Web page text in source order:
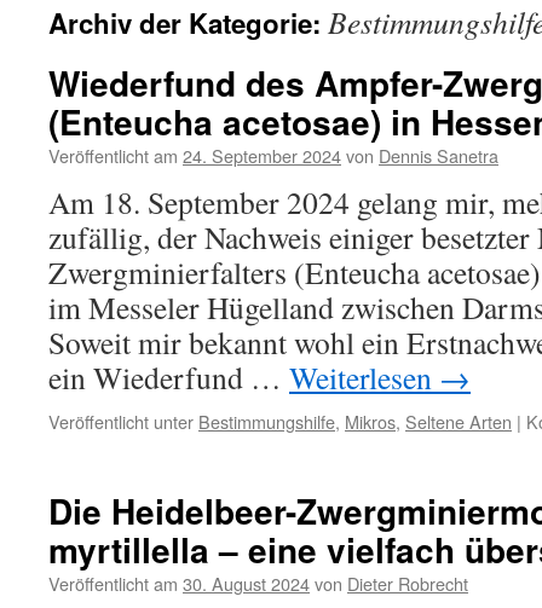
Archiv der Kategorie:
Wiederfund des Ampfer-
(Enteucha acetosae) in
Veröffentlicht am 24. September 2024von Dennis Sanetra
Am 18. September 2024 gelang mir,
zufällig, der Nachweis einiger
Zwergminierfalters (Enteucha
im Messeler Hügelland zwischen
Soweit mir bekannt wohl ein
ein Wiederfund … Weiterlesen →
Veröffentlicht unter Bestimmungshilfe, Mikros, Seltene Arten |
Die Heidelbeer-
myrtillella – eine vielfach
Veröffentlicht am 30. August 2024von Dieter Robrecht